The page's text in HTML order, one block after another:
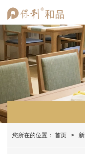
您所在的位置： 首页 >